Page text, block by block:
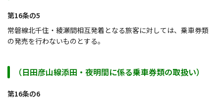
第16条の5
常磐線北千住・綾瀬間相互発着となる旅客に対しては、乗車券類
の発売を行わないものとする。
（日田彦山線添田・夜明間に係る乗車券類の取扱い）
第16条の6